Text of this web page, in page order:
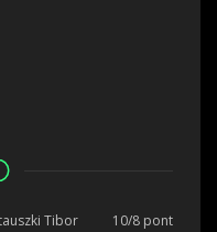
Tibor
10/8 pont